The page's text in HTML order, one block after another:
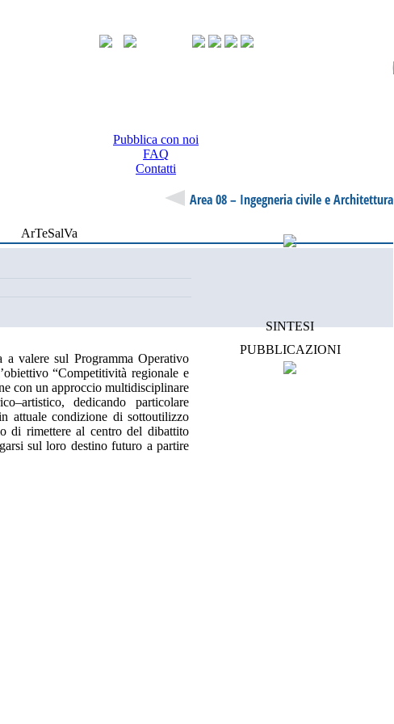
Pubblica con noi
FAQ
Contatti
Area 08 – Ingegneria civile e Architettura
ArTeSalVa
valere sul Programma Operativo
“Competitività regionale e
con un approccio multidisciplinare
dedicando particolare
attuale condizione di sottoutilizzo
di rimettere al centro del dibattito
sul loro destino futuro a partire
SINTESI
PUBBLICAZIONI